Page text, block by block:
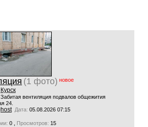
(1 фото) новое
Курск
Забитая вентиляция подвалов общежития
24.
Дата: 05.08.2026 07:15
0 , Просмотров: 15